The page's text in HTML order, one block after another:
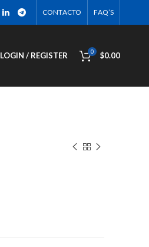
CONTACTO FAQ’S
LOGIN / REGISTER 0 $0.00